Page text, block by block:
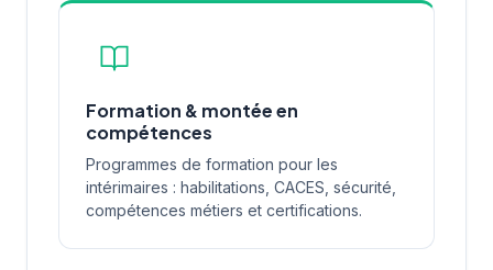
Formation & montée en
compétences
Programmes de formation pour les
intérimaires : habilitations, CACES, sécurité,
compétences métiers et certifications.